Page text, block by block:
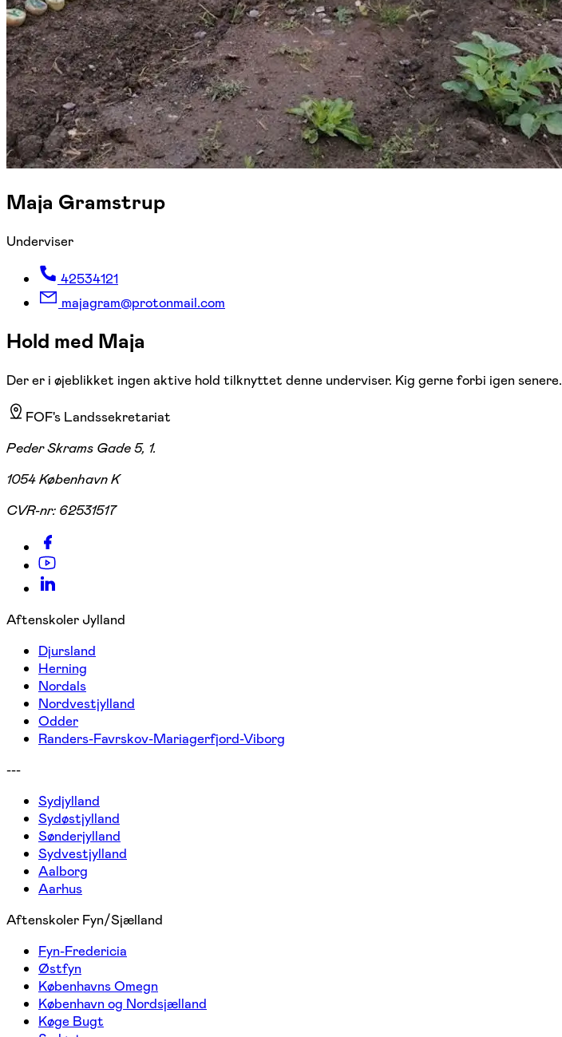
Maja Gramstrup
Underviser
42534121
majagram@protonmail.com
Hold med Maja
Der er i øjeblikket ingen aktive hold tilknyttet denne underviser. Kig gerne forbi igen senere.
FOF's Landssekretariat
Peder Skrams Gade 5, 1.
1054 København K
CVR-nr: 62531517
Aftenskoler Jylland
Djursland
Herning
Nordals
Nordvestjylland
Odder
Randers-Favrskov-Mariagerfjord-Viborg
---
Sydjylland
Sydøstjylland
Sønderjylland
Sydvestjylland
Aalborg
Aarhus
Aftenskoler Fyn/Sjælland
Fyn-Fredericia
Østfyn
Københavns Omegn
København og Nordsjælland
Køge Bugt